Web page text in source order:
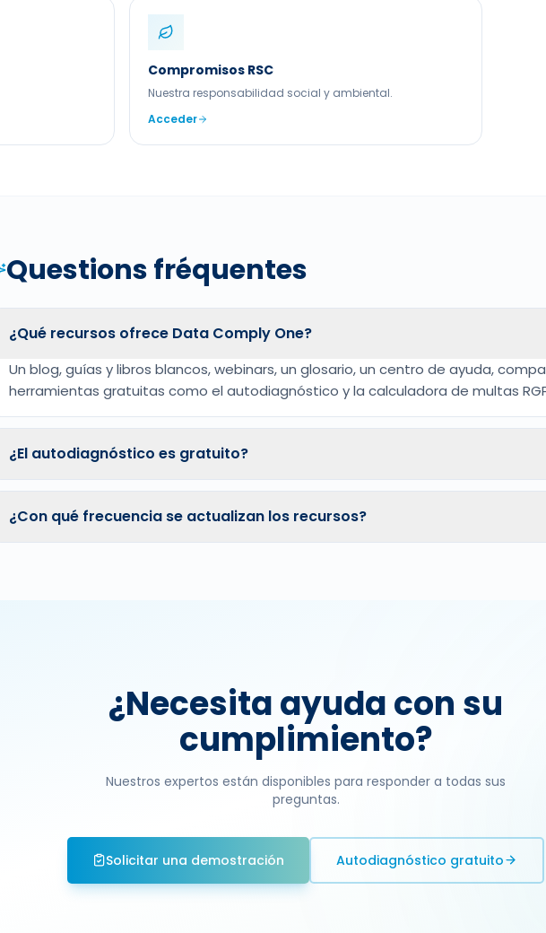
Compromisos RSC
Nuestra responsabilidad social y ambiental.
Acceder
Questions fréquentes
¿Qué recursos ofrece Data Comply One?
Un blog, guías y libros blancos, webinars, un glosario, un centro de ayuda,
herramientas gratuitas como el autodiagnóstico y la calculadora de multas
¿El autodiagnóstico es gratuito?
¿Con qué frecuencia se actualizan los recursos?
¿Necesita ayuda con su
cumplimiento?
Nuestros expertos están disponibles para responder a todas sus
preguntas.
Solicitar una demostración Autodiagnóstico gratuito